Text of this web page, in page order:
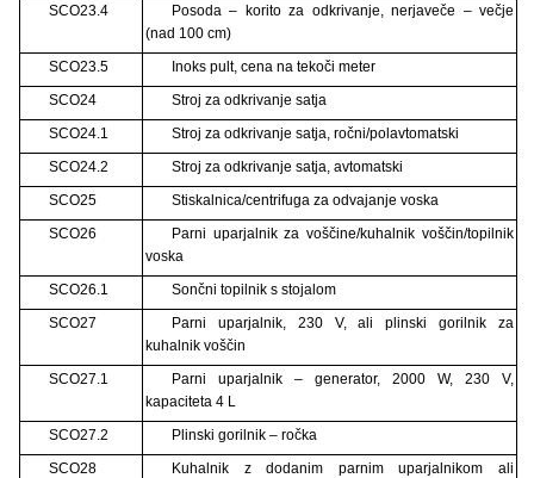
SCO23.4
Posoda – korito za odkrivanje, nerjaveče – večje
(nad 100 cm)
SCO23.5
Inoks pult, cena na tekoči meter
SCO24
Stroj za odkrivanje satja
SCO24.1
Stroj za odkrivanje satja, ročni/polavtomatski
SCO24.2
Stroj za odkrivanje satja, avtomatski
SCO25
Stiskalnica/centrifuga za odvajanje voska
SCO26
Parni uparjalnik za voščine/kuhalnik voščin/topilnik
voska
SCO26.1
Sončni topilnik s stojalom
SCO27
Parni uparjalnik, 230 V, ali plinski gorilnik za
kuhalnik voščin
SCO27.1
Parni uparjalnik – generator, 2000 W, 230 V,
kapaciteta 4 L
SCO27.2
Plinski gorilnik – ročka
SCO28
Kuhalnik z dodanim parnim uparjalnikom ali